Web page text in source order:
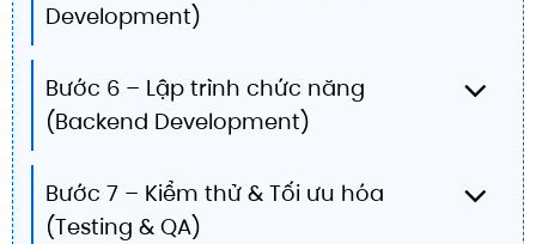
Development)
Bước 6 – Lập trình chức năng
(Backend Development)
Bước 7 – Kiểm thử & Tối ưu hóa
(Testing & QA)